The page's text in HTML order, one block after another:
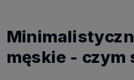
męskie - czym